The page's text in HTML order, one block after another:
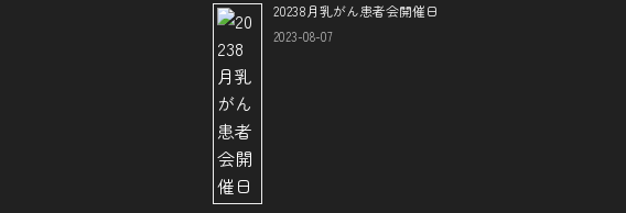
20238月乳がん患者会開催日
2023-08-07